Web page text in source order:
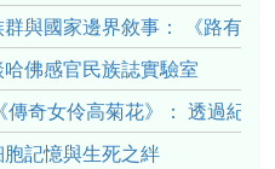
與國家邊界敘事： 《路有
佛感官民族誌實驗室
傳奇女伶高菊花》： 透過紀
記憶與生死之絆